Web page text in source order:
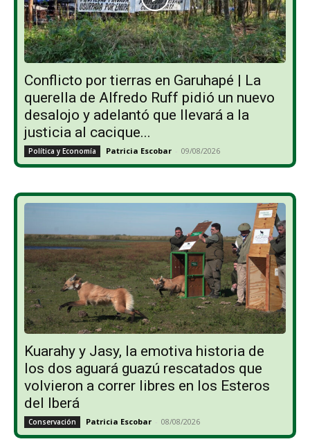
Conflicto por tierras en Garuhapé | La
querella de Alfredo Ruff pidió un nuevo
desalojo y adelantó que llevará a la
justicia al cacique...
Política y Economía Patricia Escobar - 09/08/2026
Kuarahy y Jasy, la emotiva historia de
los dos aguará guazú rescatados que
volvieron a correr libres en los Esteros
del Iberá
Conservación Patricia Escobar - 08/08/2026